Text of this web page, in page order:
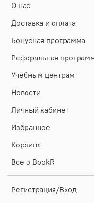
О нас
Доставка и оплата
Бонусная программа
Реферальная
Учебным центрам
Новости
Личный кабинет
Избранное
Корзина
Все о BookR
Регистрация/Вход